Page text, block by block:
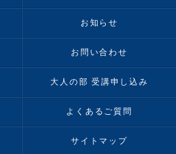
お知らせ
お問い合わせ
大人の部 受講申し込み
よくあるご質問
サイトマップ